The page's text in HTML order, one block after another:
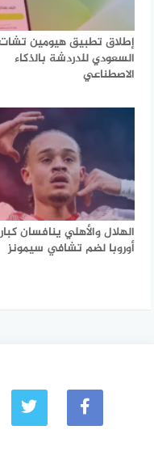
إطلاق تطبيق هيومين
السعودي للدردشة بالذكاء
الاصطناعي
الهلال والأهلي ينافسان كبار
أوروبا لضم تشافي سيمونز